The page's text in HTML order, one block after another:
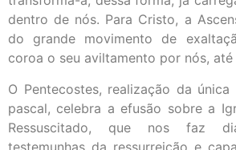
dentro de nós. Para Cristo, a
do grande movimento de
coroa o seu aviltamento por nós,
O Pentecostes, realização da única
pascal, celebra a efusão sobre a
Ressuscitado, que nos faz
testemunhas da ressurreição e